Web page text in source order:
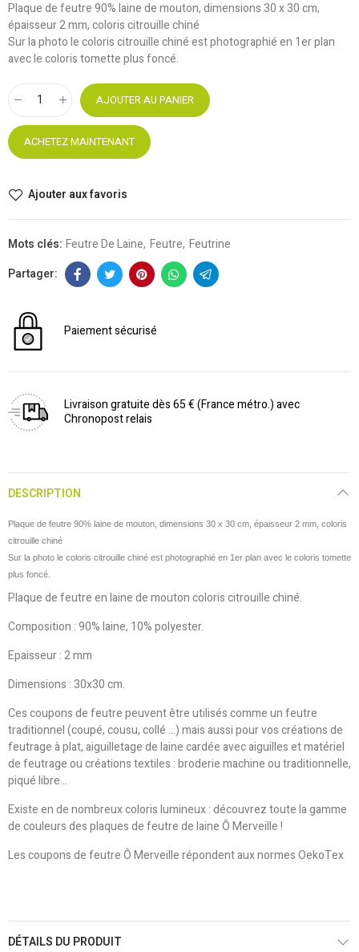
Plaque de feutre 90% laine de mouton, dimensions 30 x 30 cm,
épaisseur 2 mm, coloris citrouille chiné
Sur la photo le coloris citrouille chiné est photographié en 1er plan
avec le coloris tomette plus foncé.
AJOUTER AU PANIER
ACHETEZ MAINTENANT
Ajouter aux favoris
Mots clés: Feutre De Laine Feutre Feutrine
Paiement sécurisé
Livraison gratuite dès 65 € (France métro.) avec
Chronopost relais
DESCRIPTION
Plaque de feutre 90% laine de mouton, dimensions 30 x 30 cm, épaisseur 2 mm, coloris
citrouille chiné
Sur la photo le coloris citrouille chiné est photographié en 1er plan avec le coloris tomette
plus foncé.
Plaque de feutre en laine de mouton coloris citrouille chiné.
Composition : 90% laine, 10% polyester.
Epaisseur : 2 mm
Dimensions : 30x30 cm.
Ces coupons de feutre peuvent être utilisés comme un feutre
traditionnel (coupé, cousu, collé ...) mais aussi pour vos créations de
feutrage à plat, aiguilletage de laine cardée avec aiguilles et matériel
de feutrage ou créations textiles : broderie machine ou traditionnelle,
piqué libre...
Existe en de nombreux coloris lumineux : découvrez toute la gamme
de couleurs des plaques de feutre de laine Ô Merveille !
Les coupons de feutre Ô Merveille répondent aux normes OekoTex
DÉTAILS DU PRODUIT